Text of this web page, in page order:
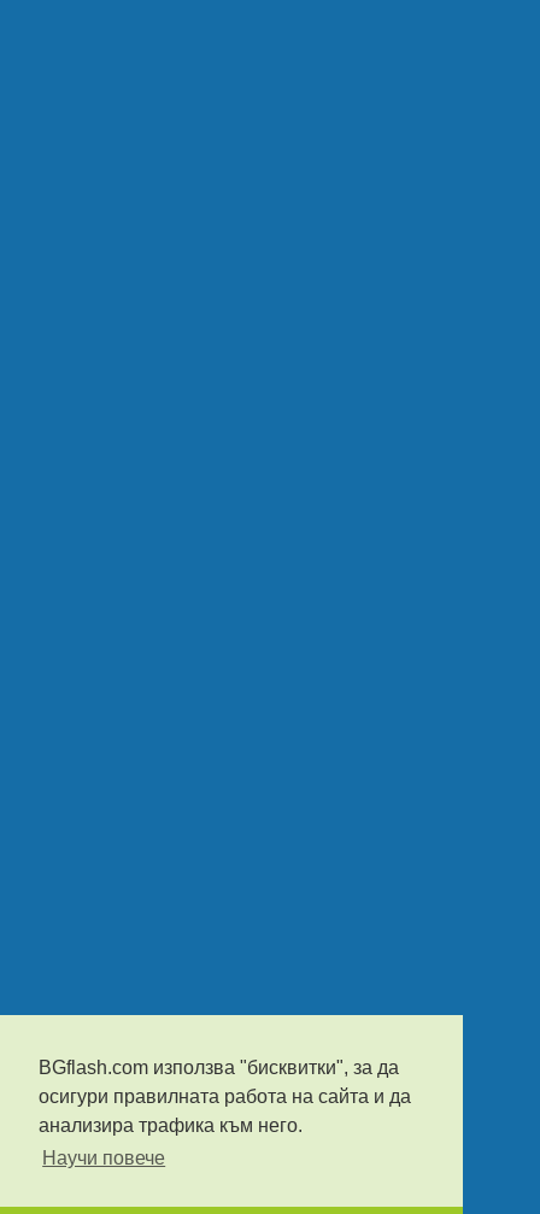
BGflash.com използва "бисквитки", за да
осигури правилната работа на сайта и да
анализира трафика към него.
Научи повече